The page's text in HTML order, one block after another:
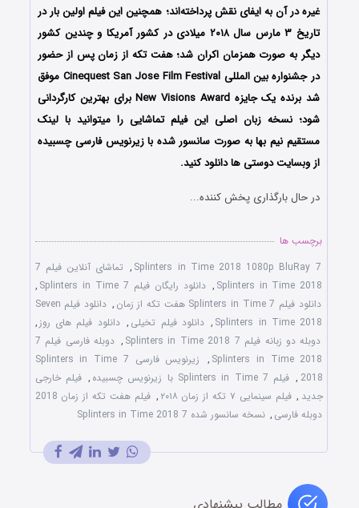
غیره در آن به ایفای نقش پرداخته‌اند؛ همچنین این فیلم اولین بار در
تاریخ ۳ مارس سال ۲۰۱۸ میلادی در کشور آمریکا و چندین کشور
دیگر به صورت همزمان اکران شد؛ هفت تکه از زمان پس از حضور
در جشنواره‌‌ بین المللی Cinequest San Jose Film Festival موفق
شد برنده یک جایزه New Visions Award برای بهترین کارگردانی
شود؛ نسخه زبان اصلی این فیلم تماشایی را میتوانید با لینک
مستقیم نیم بها به صورت سانسور شده با زیرنویس فارسی چسبیده
از وبسایت دوستی ها دانلود کنید.
در حال بارگذاری پخش کننده...
برچسب ها
7 Splinters in Time 2018 1080p BluRay
,
تماشای آنلاین فیلم 7
Splinters in Time 2018
, دانلود رایگان فیلم 7 Splinters in Time
,
دانلود فیلم 7 Splinters in Time هفت تکه از زمان
,
دانلود فیلم Seven
Splinters in Time 2018
, دانلود فیلم تخیلی , دانلود فیلم های روز ,
دوبله دو زبانه فیلم 7 Splinters in Time 2018
,
دوبله فارسی فیلم 7
Splinters in Time 2018
,
زیرنویس فارسی 7 Splinters in Time
2018
, فیلم 7 Splinters in Time با زیرنویس چسبیده , فیلم خارجی
جدید , فیلم سینمایی ۷ تکه از زمان ۲۰۱۸ ,
فیلم هفت تکه از زمان 2018
دوبله فارسی , نسخه سانسور شده 7 Splinters in Time 2018